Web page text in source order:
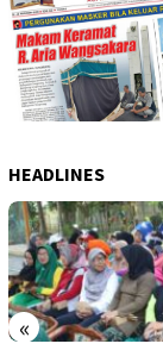
HEADLINES
«